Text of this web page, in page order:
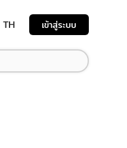
TH เข้าสู่ระบบ